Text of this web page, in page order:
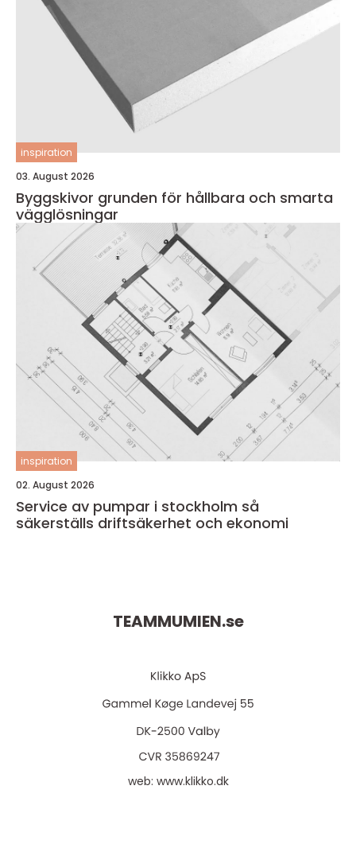
inspiration
03. August 2026
Byggskivor grunden för hållbara och smarta
vägglösningar
inspiration
02. August 2026
Service av pumpar i stockholm så
säkerställs driftsäkerhet och ekonomi
TEAMMUMIEN.se
web: www.klikko.dk